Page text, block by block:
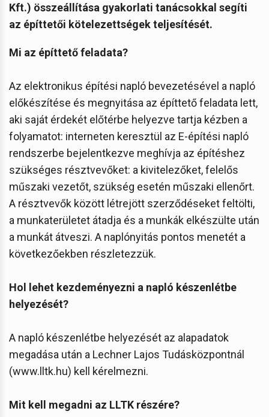
Kft.) összeállítása gyakorlati tanácsokkal segíti
az építtetői kötelezettségek teljesítését.
Mi az építtető feladata?
Az elektronikus építési napló bevezetésével a napló
előkészítése és megnyitása az építtető feladata lett,
aki saját érdekét előtérbe helyezve tartja kézben a
folyamatot: interneten keresztül az E-építési napló
rendszerbe bejelentkezve meghívja az építéshez
szükséges résztvevőket: a kivitelezőket, felelős
műszaki vezetőt, szükség esetén műszaki ellenőrt.
A résztvevők között létrejött szerződéseket feltölti,
a munkaterületet átadja és a munkák elkészülte után
a munkát átveszi. A naplónyitás pontos menetét a
következőekben részletezzük.
Hol lehet kezdeményezni a napló készenlétbe
helyezését?
A napló készenlétbe helyezését az alapadatok
megadása után a Lechner Lajos Tudásközpontnál
(www.lltk.hu) kell kérelmezni.
Mit kell megadni az LLTK részére?